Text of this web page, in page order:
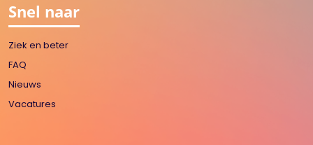
Snel naar
Ziek en beter
FAQ
Nieuws
Vacatures